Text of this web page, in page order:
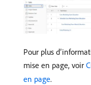
Pour plus
mise en page, voir
en page.